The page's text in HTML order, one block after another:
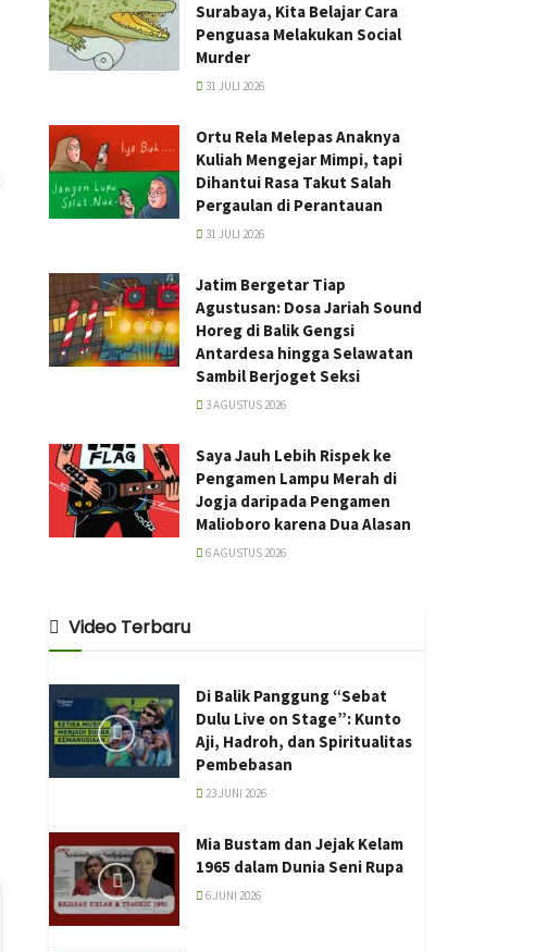
Surabaya, Kita Belajar Cara
Penguasa Melakukan Social
Murder
31 JULI 2026
Ortu Rela Melepas Anaknya
Kuliah Mengejar Mimpi, tapi
Dihantui Rasa Takut Salah
Pergaulan di Perantauan
31 JULI 2026
Jatim Bergetar Tiap
Agustusan: Dosa Jariah Sound
Horeg di Balik Gengsi
Antardesa hingga Selawatan
Sambil Berjoget Seksi
3 AGUSTUS 2026
Saya Jauh Lebih Rispek ke
Pengamen Lampu Merah di
Jogja daripada Pengamen
Malioboro karena Dua Alasan
6 AGUSTUS 2026
Video Terbaru
Di Balik Panggung “Sebat
Dulu Live on Stage”: Kunto
Aji, Hadroh, dan Spiritualitas
Pembebasan
23 JUNI 2026
Mia Bustam dan Jejak Kelam
1965 dalam Dunia Seni Rupa
6 JUNI 2026